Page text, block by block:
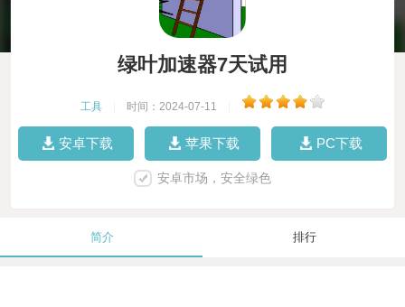
绿叶加速器7天试用
工具 时间：2024-07-11
安卓下载 苹果下载 PC下载
安卓市场，安全绿色
简介 排行